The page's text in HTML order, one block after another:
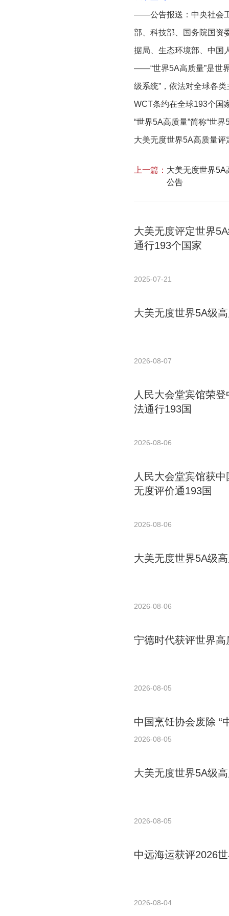
——公告报送：中央社会
部、科技部、国务院国资
据局、生态环境部、中国
——“世界5A高质量”是世
级系统”，依法对全球各
WCT条约在全球193个国
“世界5A高质量”简称“世
大美无度世界5A高质量评
上一篇： 大美无度世界5A
公告
大美无度评定世界
通行193个国家
2025-07-21
大美无度世界5A级
2026-08-07
人民大会堂宾馆荣
法通行193国
2026-08-06
人民大会堂宾馆获
无度评价通193国
2026-08-06
大美无度世界5A级
2026-08-06
宁德时代获评世界
2026-08-05
中国烹饪协会废除 “
2026-08-05
大美无度世界5A级
2026-08-05
中远海运获评2026
2026-08-04